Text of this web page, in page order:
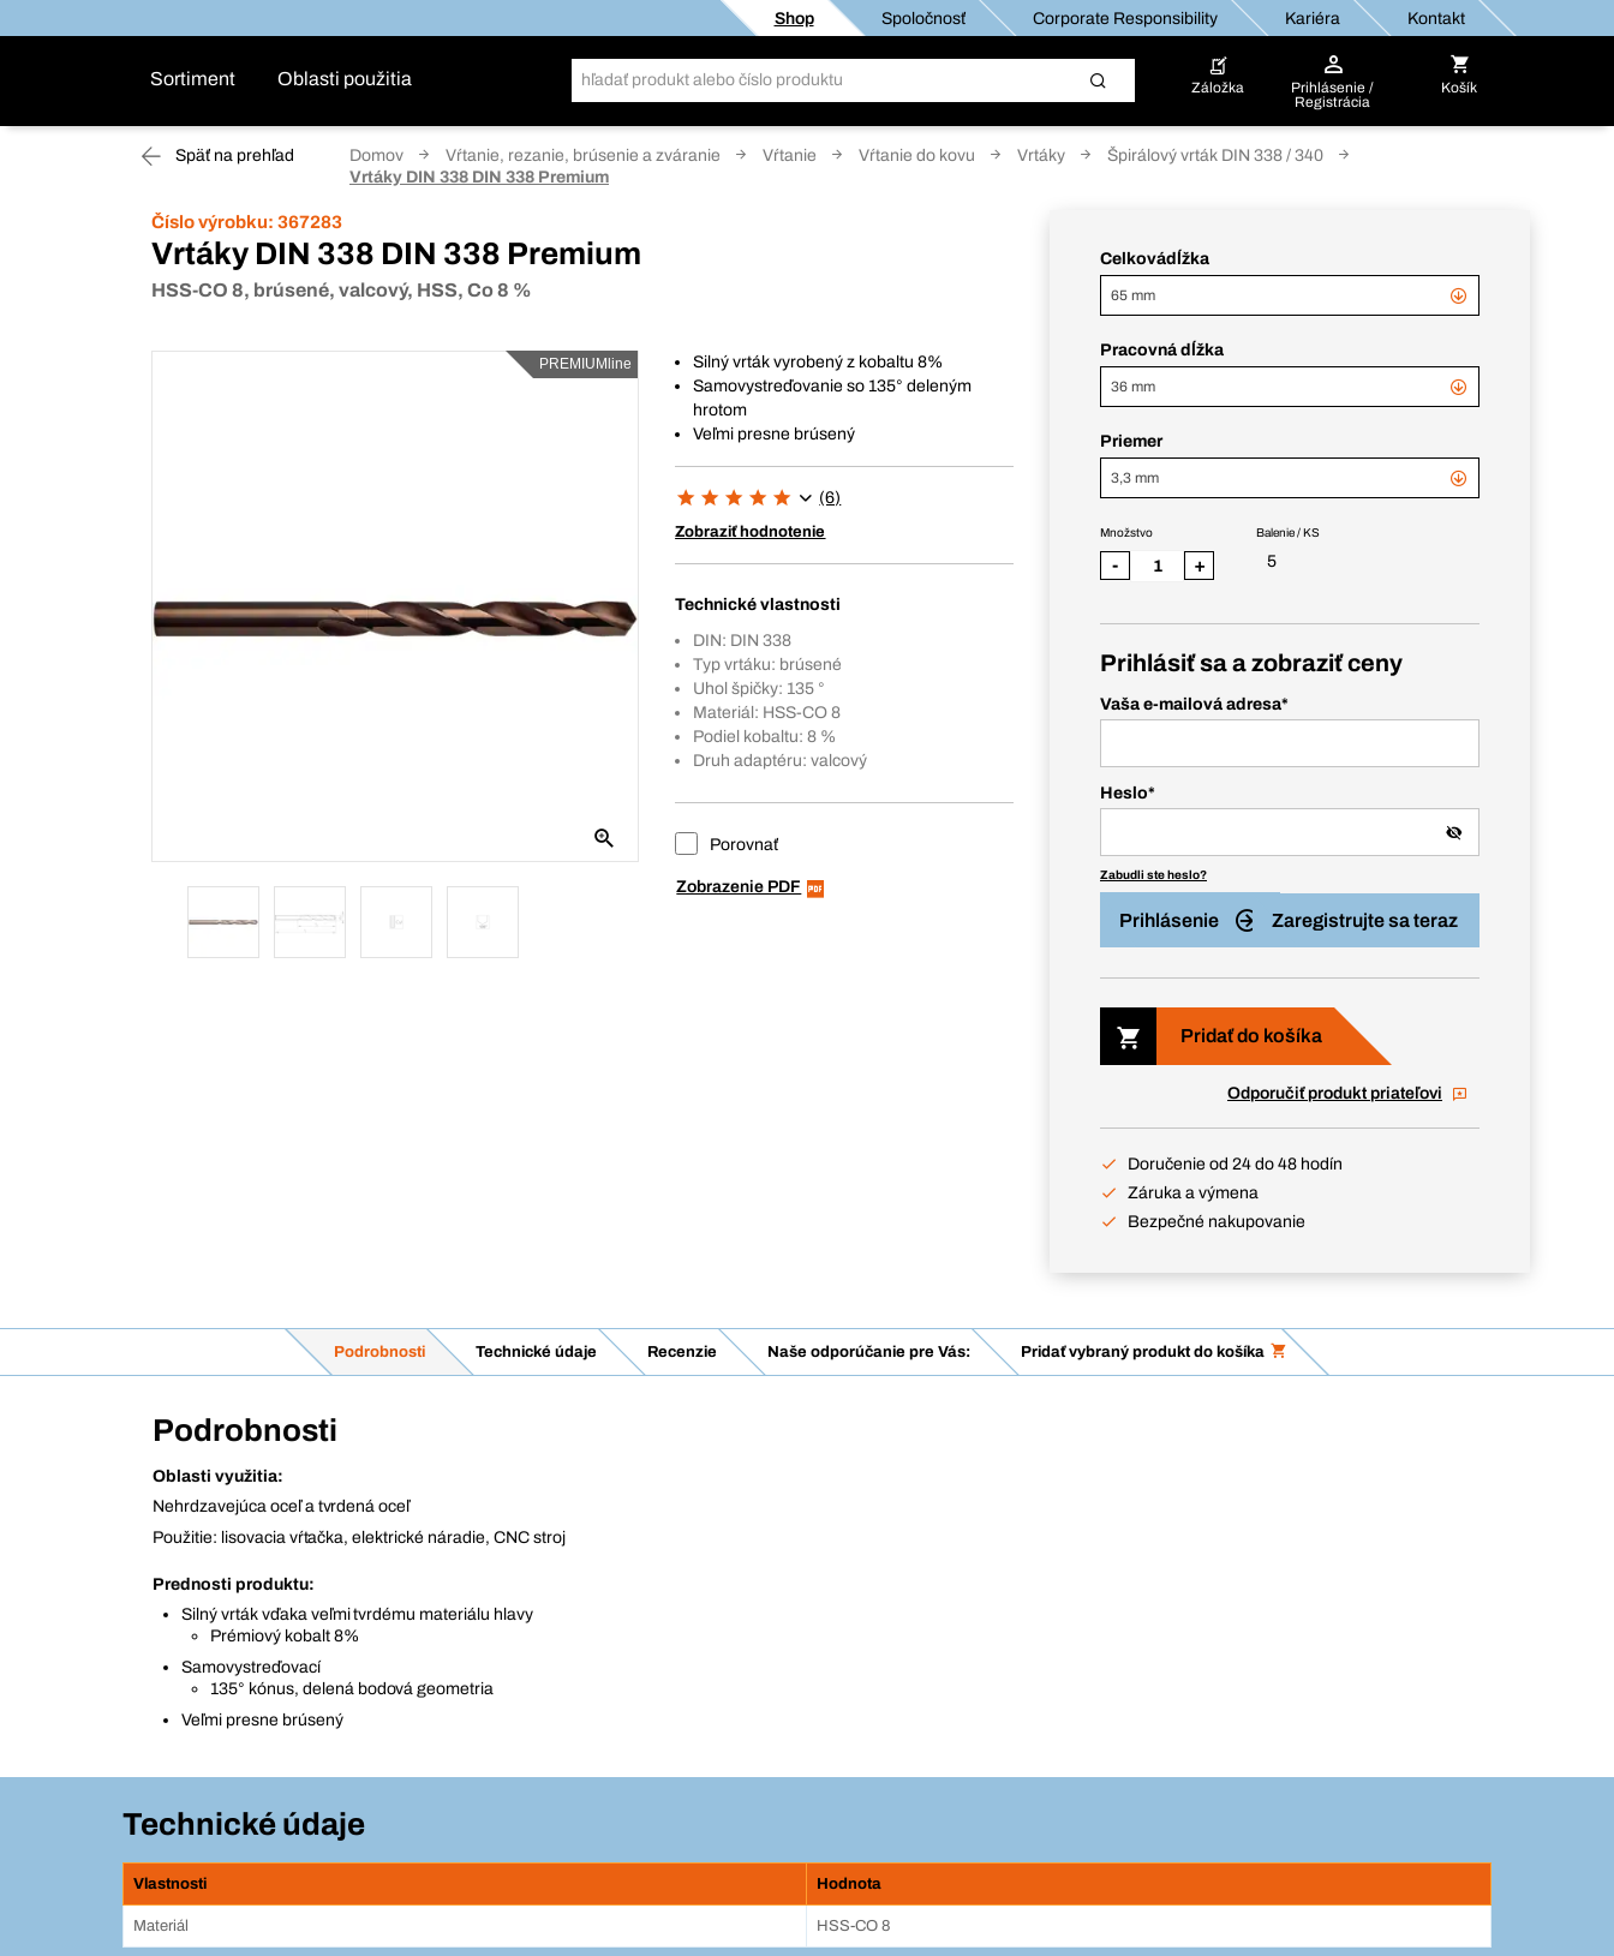
Shop Spoločnosť Corporate Responsibility Kariéra Kontakt
Sortiment Oblasti použitia Záložka
Prihlásenie /
Registrácia
Košík
Späť na prehľad Domov Vŕtanie, rezanie, brúsenie a zváranie Vŕtanie Vŕtanie do kovu Vrtáky
Špirálový vrták DIN 338 / 340
Vrtáky DIN 338 DIN 338 Premium
Číslo výrobku: 367283
Vrtáky DIN 338 DIN 338 Premium
HSS-CO 8, brúsené, valcový, HSS, Co 8 %
PREMIUMline
Silný vrták vyrobený z kobaltu 8%
Samovystreďovanie so 135° deleným
hrotom
Veľmi presne brúsený
(6)
Zobraziť hodnotenie
Technické vlastnosti
DIN: DIN 338
Typ vrtáku: brúsené
Uhol špičky: 135 °
Materiál: HSS-CO 8
Podiel kobaltu: 8 %
Druh adaptéru: valcový
Porovnať
Zobrazenie PDF
Celkovádĺžka
65 mm
Pracovná dĺžka
36 mm
Priemer
3,3 mm
Balenie / KS
5
Množstvo
- +
Prihlásiť sa a zobraziť ceny
Vaša e-mailová adresa*
Heslo*
Zabudli ste heslo?
Prihlásenie Zaregistrujte sa teraz
Pridať do košíka
Odporučiť produkt priateľovi
Doručenie od 24 do 48 hodín
Záruka a výmena
Bezpečné nakupovanie
Podrobnosti Technické údaje Recenzie Naše odporúčanie pre Vás: Pridať vybraný produkt do košíka
Podrobnosti
Oblasti využitia:
Nehrdzavejúca oceľ a tvrdená oceľ
Použitie: lisovacia vŕtačka, elektrické náradie, CNC stroj
Prednosti produktu:
Silný vrták vďaka veľmi tvrdému materiálu hlavy
Prémiový kobalt 8%
Samovystreďovací
135° kónus, delená bodová geometria
Veľmi presne brúsený
Technické údaje
Vlastnosti Hodnota
Materiál HSS-CO 8